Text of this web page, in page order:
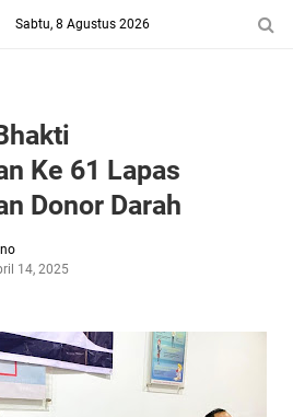
Sabtu, 8 Agustus 2026
Ke 61 Lapas
Donor Darah
14, 2025